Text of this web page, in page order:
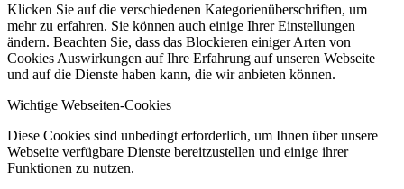
Klicken Sie auf die verschiedenen Kategorienüberschriften, um
mehr zu erfahren. Sie können auch einige Ihrer Einstellungen
ändern. Beachten Sie, dass das Blockieren einiger Arten von
Cookies Auswirkungen auf Ihre Erfahrung auf unseren Webseite
und auf die Dienste haben kann, die wir anbieten können.
Wichtige Webseiten-Cookies
Diese Cookies sind unbedingt erforderlich, um Ihnen über unsere
Webseite verfügbare Dienste bereitzustellen und einige ihrer
Funktionen zu nutzen.